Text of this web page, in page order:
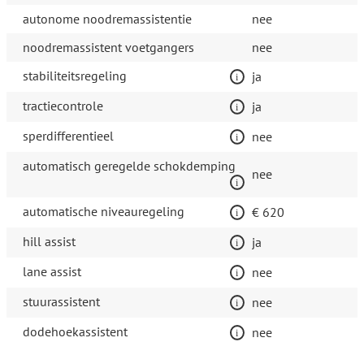
autonome noodremassistentie
nee
noodremassistent voetgangers
nee
stabiliteitsregeling
ja
tractiecontrole
ja
sperdifferentieel
nee
automatisch geregelde schokdemping
nee
automatische niveauregeling
€ 620
hill assist
ja
lane assist
nee
stuurassistent
nee
dodehoekassistent
nee